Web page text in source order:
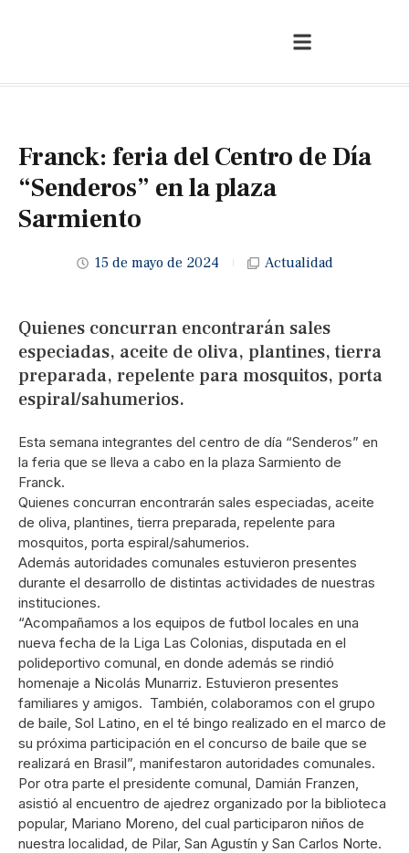
Franck: feria del Centro de Día
“Senderos” en la plaza
Sarmiento
15 de mayo de 2024 Actualidad
Quienes concurran encontrarán sales
especiadas, aceite de oliva, plantines, tierra
preparada, repelente para mosquitos, porta
espiral/sahumerios.
Esta semana integrantes del centro de día “Senderos” en
la feria que se lleva a cabo en la plaza Sarmiento de
Franck.
Quienes concurran encontrarán sales especiadas, aceite
de oliva, plantines, tierra preparada, repelente para
mosquitos, porta espiral/sahumerios.
Además autoridades comunales estuvieron presentes
durante el desarrollo de distintas actividades de nuestras
instituciones.
“Acompañamos a los equipos de futbol locales en una
nueva fecha de la Liga Las Colonias, disputada en el
polideportivo comunal, en donde además se rindió
homenaje a Nicolás Munarriz. Estuvieron presentes
familiares y amigos. También, colaboramos con el grupo
de baile, Sol Latino, en el té bingo realizado en el marco de
su próxima participación en el concurso de baile que se
realizará en Brasil”, manifestaron autoridades comunales.
Por otra parte el presidente comunal, Damián Franzen,
asistió al encuentro de ajedrez organizado por la biblioteca
popular, Mariano Moreno, del cual participaron niños de
nuestra localidad, de Pilar, San Agustín y San Carlos Norte.